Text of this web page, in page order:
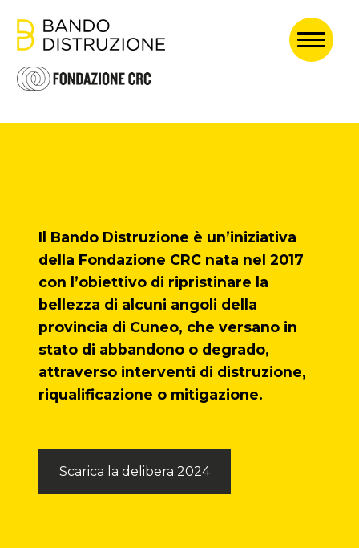
Il Bando Distruzione è un’iniziativa
della Fondazione CRC nata nel 2017
con l’obiettivo di ripristinare la
bellezza di alcuni angoli della
provincia di Cuneo, che versano in
stato di abbandono o degrado,
attraverso interventi di distruzione,
riqualificazione o mitigazione.
Scarica la delibera 2024
HOME
PASSATE EDIZIONI
Ogni atto di
creazione è,
prima di tutto,
un atto di
distruzione
Pablo Picasso